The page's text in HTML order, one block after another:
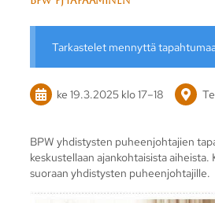
Tarkastelet mennyttä
ke 19.3.2025 klo 17–18
BPW yhdistysten puheenjohtajien
keskustellaan ajankohtaisista
suoraan yhdistysten puheenjohtajille.